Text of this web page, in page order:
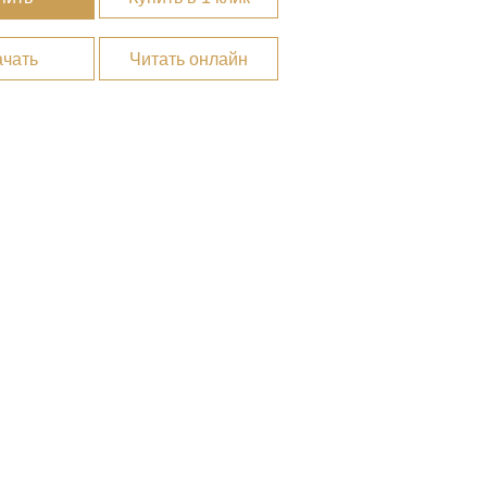
Читать онлайн